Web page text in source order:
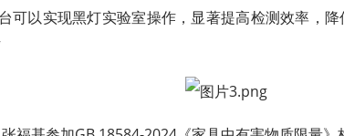
可以实现黑灯实验室操作，显著提高检测效率，